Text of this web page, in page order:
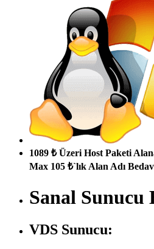
1089 ₺ Üzeri Host Paketi
Max 105 ₺`lık Alan Adı
Sanal Sunucu
VDS Sunucu: